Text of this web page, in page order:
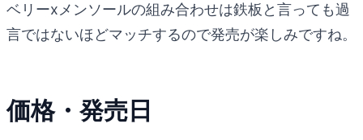
ベリーxメンソールの組み合わせは鉄板と言っても過
言ではないほどマッチするので発売が楽しみですね。
価格・発売日